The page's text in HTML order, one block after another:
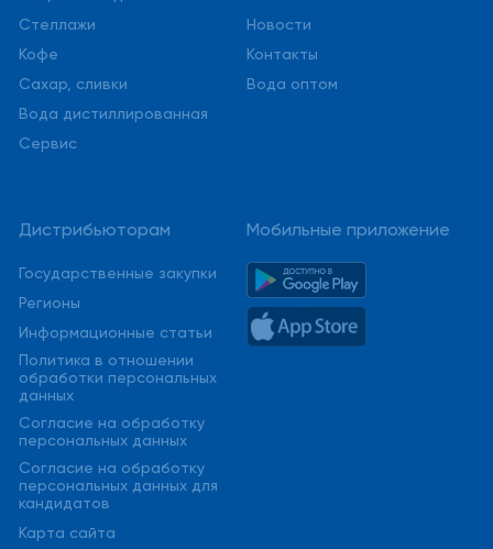
Стеллажи
Кофе
Сахар, сливки
Вода дистиллированная
Сервис
Новости
Контакты
Вода оптом
Дистрибьюторам
Государственные закупки
Регионы
Информационные статьи
Политика в отношении
обработки персональных
данных
Cогласие на обработку
персональных данных
Cогласие на обработку
персональных данных для
кандидатов
Карта сайта
Мобильные приложение